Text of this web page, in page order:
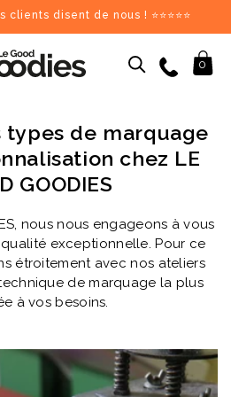
disent de nous ! ⭐⭐⭐⭐⭐
Panier
0
gobelettour de cou
♻️
Carnet A5 160
pages en carton
recyclé Lucien
de marquage
chez LE
GOODIES
nous nous engageons à vous
exceptionnelle. Pour ce
étroitement avec nos ateliers
de marquage la plus
à vos besoins.